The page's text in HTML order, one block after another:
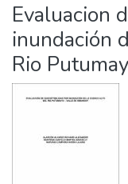
Evaluacion
inundación
Rio